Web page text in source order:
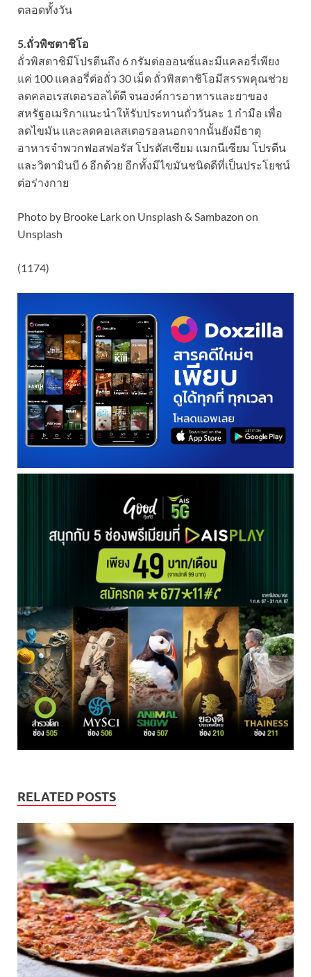
ตลอดทั้งวัน
5.ถั่วพิซตาชิโอ
ถั่วพิสตาชิมีโปรตีนถึง 6 กรัมต่อออนซ์และมีแคลอรี่เพียง
แค่ 100 แคลอรี่ต่อถั่ว 30 เม็ด ถั่วพิสตาชิโอมีสรรพคุณช่วย
ลดคลอเรสเตอรอลได้ดี จนองค์การอาหารและยาของ
สหรัฐอเมริกาแนะนำให้รับประทานถั่ววันละ 1 กำมือ เพื่อ
ลดไขมัน และลดคอเลสเตอรอลนอกจากนั้นยังมีธาตุ
อาหารจำพวกฟอสฟอรัส โปรตัสเซียม แมกนีเซียม โปรตีน
และวิตามินบี 6 อีกด้วย อีกทั้งมีไขมันชนิดดีที่เป็นประโยชน์
ต่อร่างกาย
Photo by Brooke Lark on Unsplash & Sambazon on
Unsplash
(1174)
RELATED POSTS